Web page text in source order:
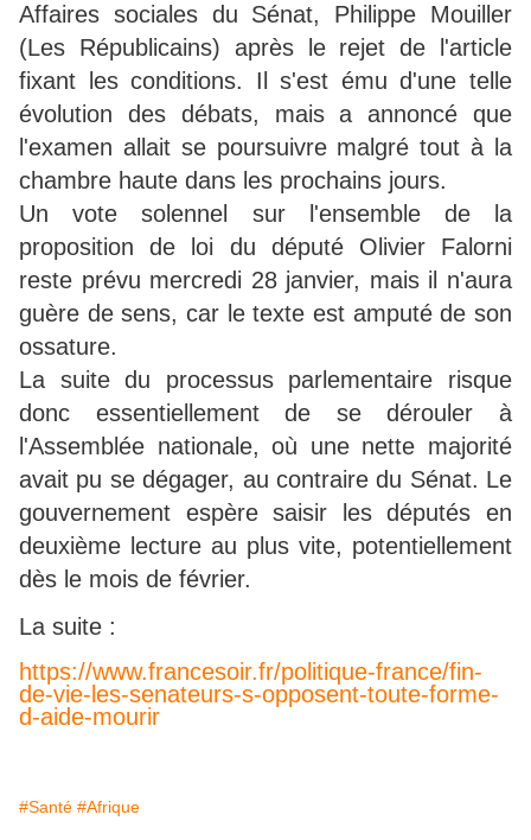
Affaires sociales du Sénat, Philippe Mouiller
(Les Républicains) après le rejet de l'article
fixant les conditions. Il s'est ému d'une telle
évolution des débats, mais a annoncé que
l'examen allait se poursuivre malgré tout à la
chambre haute dans les prochains jours.
Un vote solennel sur l'ensemble de la
proposition de loi du député Olivier Falorni
reste prévu mercredi 28 janvier, mais il n'aura
guère de sens, car le texte est amputé de son
ossature.
La suite du processus parlementaire risque
donc essentiellement de se dérouler à
l'Assemblée nationale, où une nette majorité
avait pu se dégager, au contraire du Sénat. Le
gouvernement espère saisir les députés en
deuxième lecture au plus vite, potentiellement
dès le mois de février.
La suite :
https://www.francesoir.fr/politique-france/fin-
de-vie-les-senateurs-s-opposent-toute-forme-
d-aide-mourir
#Santé #Afrique